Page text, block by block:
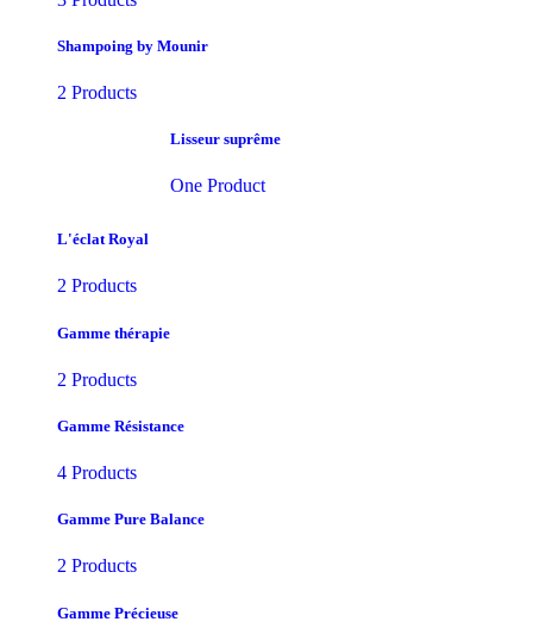
Shampoing by Mounir
2 Products
Lisseur suprême
One Product
L'éclat Royal
2 Products
Gamme thérapie
2 Products
Gamme Résistance
4 Products
Gamme Pure Balance
2 Products
Gamme Précieuse